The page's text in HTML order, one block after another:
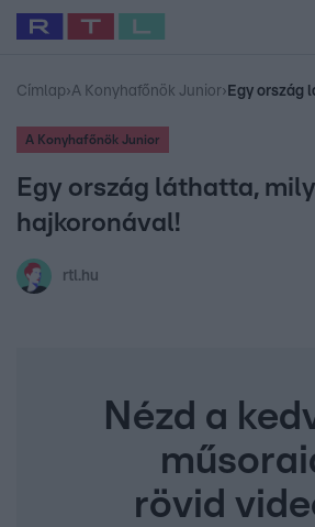
Legfrissebb RTL Híradó
Babits Marcella
Címlap›A Konyhafőnök Junior›
A Konyhafőnök Junior
Egy ország láthatta,
hajkoronával!
rtl.hu
Nézd a
rövid